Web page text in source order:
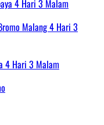
Malang 4 Hari 3
4 Hari 3 Malam